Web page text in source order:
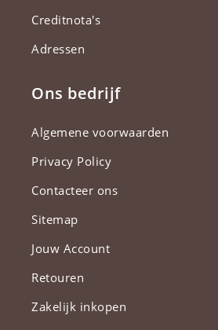
Creditnota's
Adressen
Ons bedrijf
Algemene voorwaarden
Privacy Policy
Contacteer ons
Sitemap
Jouw Account
Retouren
Zakelijk inkopen